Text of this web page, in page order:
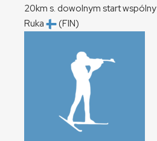
20km s. dowolnym start wspólny
Ruka
(FIN)